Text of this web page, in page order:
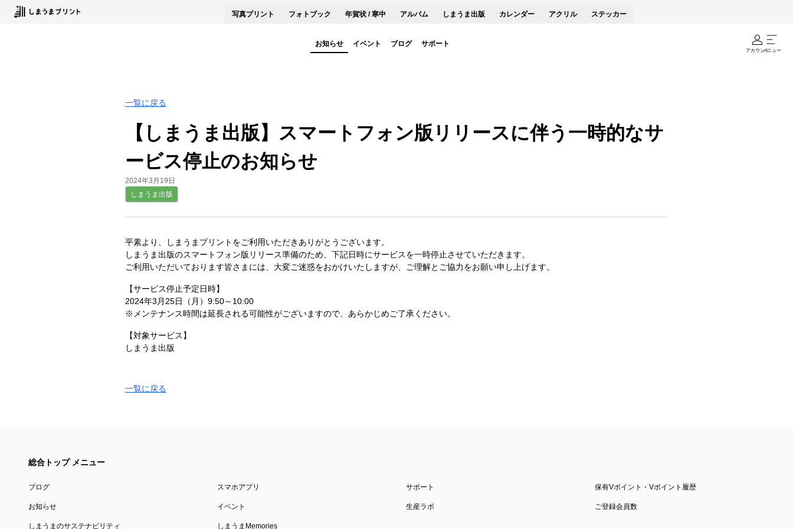
写真プリント フォトブック 年賀状 / 寒中 アルバム しまうま出版 カレンダー アクリル ステッカー
お知らせ イベント ブログ サポート
アカウントメニュー
一覧に戻る
【しまうま出版】スマートフォン版リリースに伴う一時的なサ
ービス停止のお知らせ
2024年3月19日
しまうま出版
平素より、しまうまプリントをご利用いただきありがとうございます。
しまうま出版のスマートフォン版リリース準備のため、下記日時にサービスを一時停止させていただきます。
ご利用いただいております皆さまには、大変ご迷惑をおかけいたしますが、ご理解とご協力をお願い申し上げます。
【サービス停止予定日時】
2024年3月25日（月）9:50～10:00
※メンテナンス時間は延長される可能性がございますので、あらかじめご了承ください。
【対象サービス】
しまうま出版
一覧に戻る
総合トップ メニュー
ブログ スマホアプリ サポート 保有Vポイント・Vポイント履歴
お知らせ イベント 生産ラボ ご登録会員数
しまうまのサステナビリティ しまうまMemories